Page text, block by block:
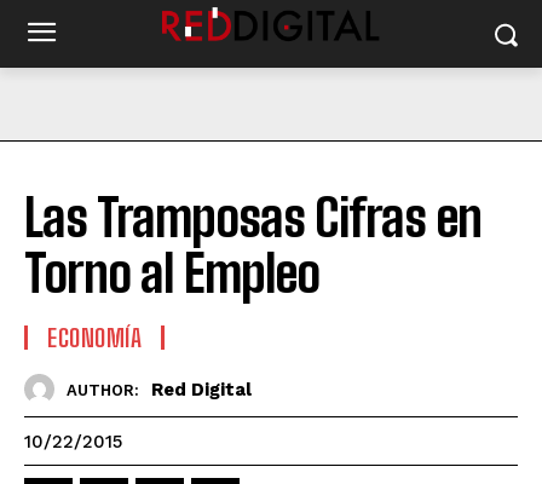
Las Tramposas Cifras en
Torno al Empleo
ECONOMÍA
AUTHOR: Red Digital
10/22/2015